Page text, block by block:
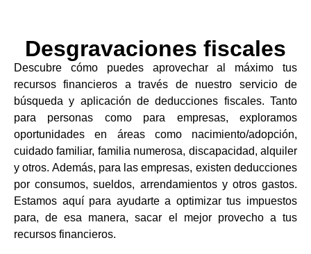
Desgravaciones fiscales
Descubre cómo puedes aprovechar al máximo tus
recursos financieros a través de nuestro servicio de
búsqueda y aplicación de deducciones fiscales. Tanto
para personas como para empresas, exploramos
oportunidades en áreas como nacimiento/adopción,
cuidado familiar, familia numerosa, discapacidad, alquiler
y otros. Además, para las empresas, existen deducciones
por consumos, sueldos, arrendamientos y otros gastos.
Estamos aquí para ayudarte a optimizar tus impuestos
para, de esa manera, sacar el mejor provecho a tus
recursos financieros.